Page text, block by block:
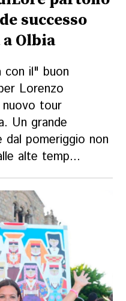
successo
Olbia
con il" buon
Lorenzo
nuovo tour
Un grande
dal pomeriggio non
alte temp...